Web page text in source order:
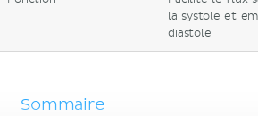
la systole et
diastole
Sommaire